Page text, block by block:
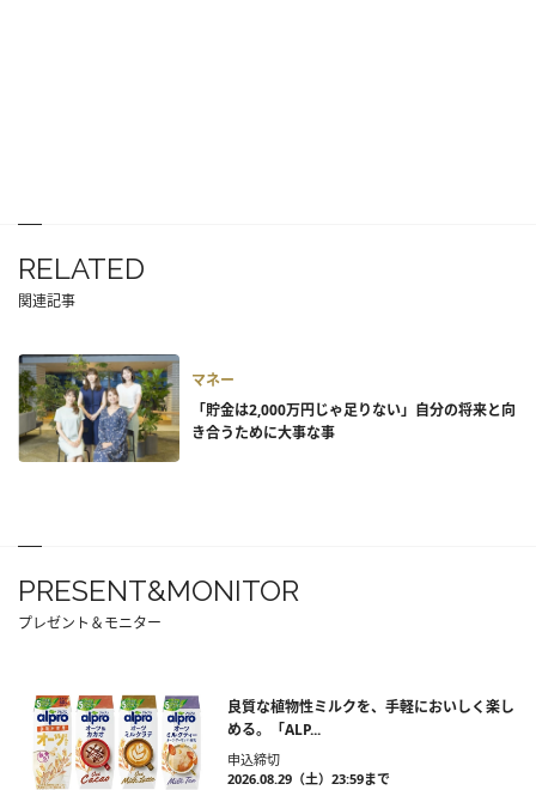
RELATED
関連記事
マネー
「貯金は2,000万円じゃ足りない」自分の将来と向
き合うために大事な事
PRESENT&MONITOR
プレゼント＆モニター
良質な植物性ミルクを、手軽においしく楽し
める。「ALP...
申込締切
2026.08.29（土）23:59まで